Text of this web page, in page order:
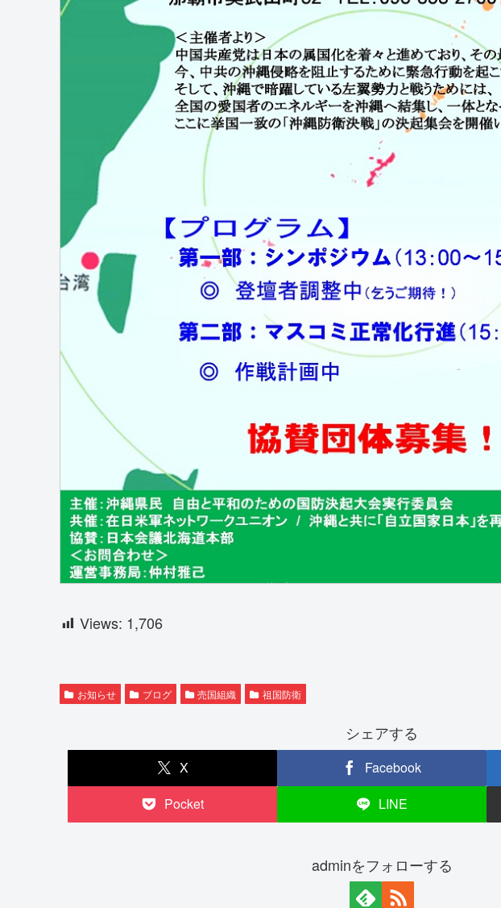
Views: 1,706
お知らせ ブログ 売国組織 祖国防衛
シェアする
X Facebook
Pocket
LINE
adminをフォローする